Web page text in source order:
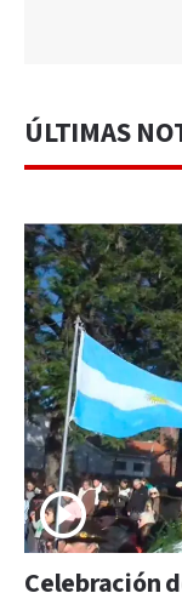
ÚLTIMAS
Celebración